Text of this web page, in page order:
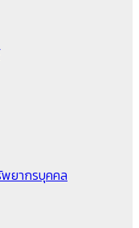
ยากรบุคคล